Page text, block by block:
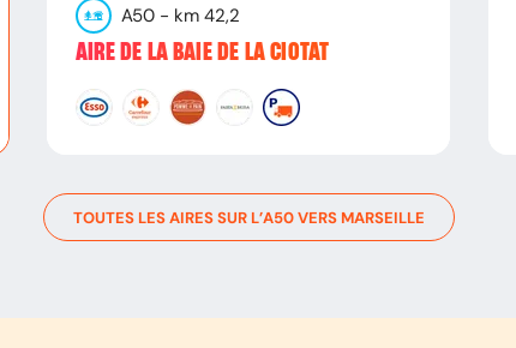
A50 - km 42,2
AIRE DE LA BAIE DE LA CIOTAT
TOUTES LES AIRES SUR L’A50VERS MARSEILLE